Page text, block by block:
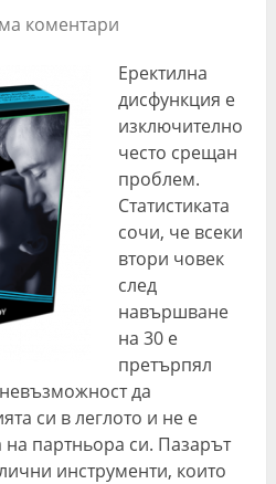
коментари
Еректилна
дисфункция е
изключително
често срещан
проблем.
Статистиката
сочи, че всеки
втори човек
след
навършване
на 30 е
претърпял
да
си в леглото и не е
партньора си. Пазарът
инструменти, които